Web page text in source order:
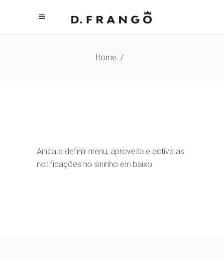
Home /
Ainda a definir menu, aproveita e activa as
notificações no sininho em baixo.